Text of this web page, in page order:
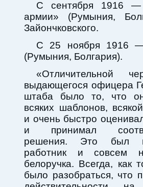
С сентября 1916 —
армии» (Румыния,
Зайончковского.
С 25 ноября 1916 —
(Румыния, Болгария).
«Отличительной
выдающегося офицера
штаба было то, что
всяких шаблонов,
и очень быстро
и принимал
решения. Это был
работник и совсем
белоручка. Всегда, как
было разобраться, что